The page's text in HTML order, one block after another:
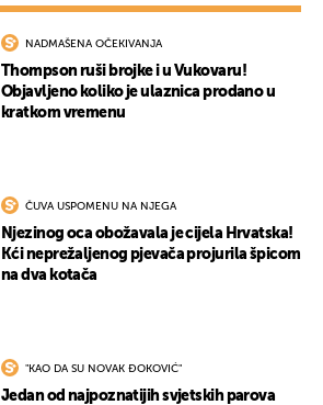
NADMAŠENA OČEKIVANJA
Thompson ruši brojke i u Vukovaru!
Objavljeno koliko je ulaznica prodano u
kratkom vremenu
ČUVA USPOMENU NA NJEGA
Njezinog oca obožavala je cijela Hrvatska!
Kći neprežaljenog pjevača projurila špicom
na dva kotača
"KAO DA SU NOVAK ĐOKOVIĆ"
Jedan od najpoznatijih svjetskih parova